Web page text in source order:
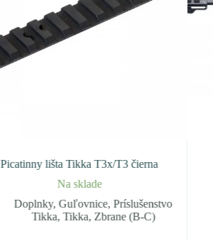
Picatinny lišta Tikka T3x/T3 čierna
Na sklade
Doplnky,Guľovnice,Príslušenstvo
Tikka,Tikka, Zbrane (B-C)